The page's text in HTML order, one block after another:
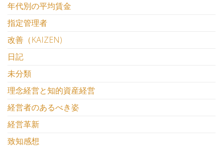
年代別の平均賃金
指定管理者
改善（KAIZEN)
日記
未分類
理念経営と知的資産経営
経営者のあるべき姿
経営革新
致知感想